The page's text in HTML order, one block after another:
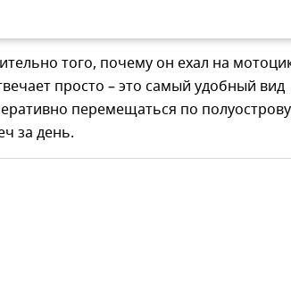
того, почему он ехал на
просто – это самый удобный вид
перемещаться по полуострову
за день.